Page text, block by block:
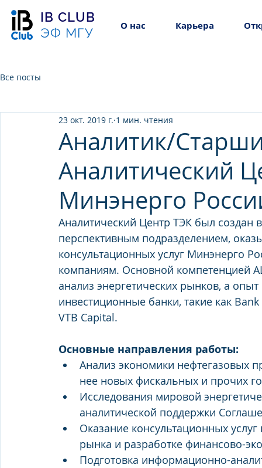
IB CLUB
ЭФ МГУ
О нас Карьера
Все посты
Аналитик/
Аналитический
Минэнерго
23 окт. 2019 г. 1 мин. чтения
Аналитический Центр ТЭК был создан
перспективным подразделением,
консультационных услуг Минэнерго
компаниям. Основной компетенцией
анализ энергетических рынков, а
инвестиционные банки, такие как
VTB Capital.
Основные направления работы:
Анализ экономики нефтегазовых
нее новых фискальных и прочих
Исследования мировой
аналитической поддержки
Оказание консультационных
рынка и разработке финансово-
Подготовка информационно-